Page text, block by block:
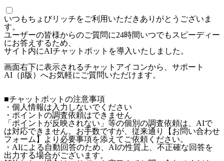
いつもちょびリッチをご利用いただきありがとうございま
す。
ユーザーの皆様からのご質問に24時間いつでもスピーディー
にお答えするため、
サイト内にAIチャットボットを導入いたしました。
画面右下に表示されるチャットアイコンから、サポート
AI（β版）へお気軽にご質問いただけます。
■チャットボットの注意事項
・個人情報は入力しないでください
・ポイントの調査依頼はできません
「ポイントが反映されない」等の個別の調査依頼は、AIで
は対応できません。お手数ですが、従来通り【お問い合わせ
フォーム】より必要事項を添えてご依頼ください。
・AIによる自動回答のため、AIの性質上、不正確な回答を
出力する場合がございます。